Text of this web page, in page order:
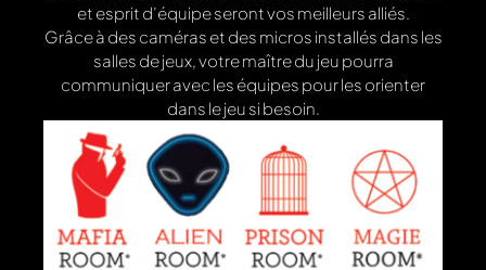
et esprit d’équipe seront vos meilleurs alliés.
Grâce à des caméras et des micros installés dans les
salles de jeux, votre maître du jeu pourra
communiquer avec les équipes pour les orienter
dans le jeu si besoin.